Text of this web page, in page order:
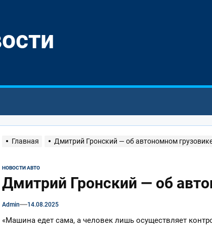
Главная Дмитрий Гронский — об автономном
НОВОСТИ АВТО
Дмитрий Гронский — об
Admin 14.08.2025
«Машина едет сама, а человек лишь осуществляет